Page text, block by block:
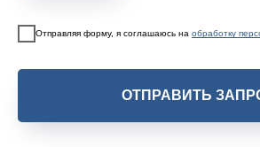
Отправляя форму, я соглашаюсь на обработку
ОТПРАВИТЬ